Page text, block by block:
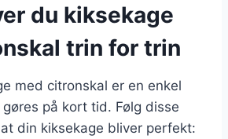
du kiksekage
trin for trin
med citronskal er en enkel
på kort tid. Følg disse
din kiksekage bliver perfekt: